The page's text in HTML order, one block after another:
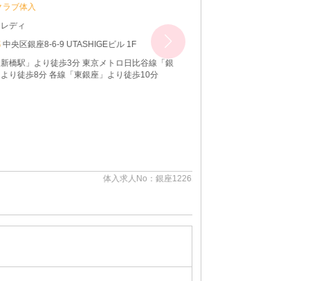
体入
ィ
央区銀座8-6-9 UTASHIGEビル 1F
駅」より徒歩3分 東京メトロ日比谷線「銀
徒歩8分 各線「東銀座」より徒歩10分
体入求人No：銀座122616